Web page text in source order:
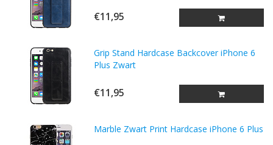
€11,95
Grip Stand Hardcase Backcover iPhone 6
Plus Zwart
€11,95
Marble Zwart Print Hardcase iPhone 6 Plus